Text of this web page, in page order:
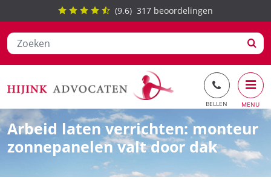
Ga
naar
de
(9.6) 317 beoordelingen
Arbeid laten verrichten: monteur
zonnepanelen valt door dak